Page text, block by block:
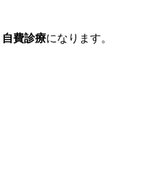
自費診療になります。